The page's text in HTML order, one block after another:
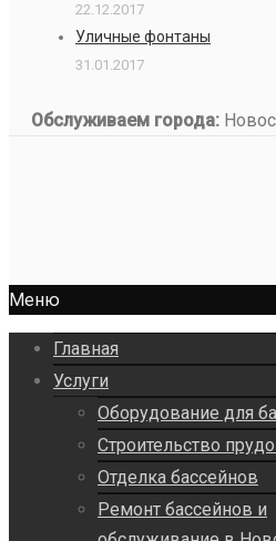
22.12.2017
Уличные фонтаны
31.01.2017
Обслуживаем города:
Меню
Главная
Услуги
Оборудование для
Строительство
Отделка бассейнов
Ремонт бассейнов и